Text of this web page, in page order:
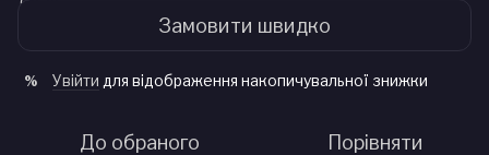
Замовити швидко
% Увійти для відображення накопичувальної знижки
До обраного Порівняти